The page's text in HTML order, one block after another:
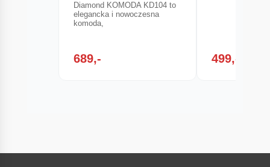
Diamond KOMODA KD104 to
elegancka i nowoczesna
komoda,
689,- 499,-